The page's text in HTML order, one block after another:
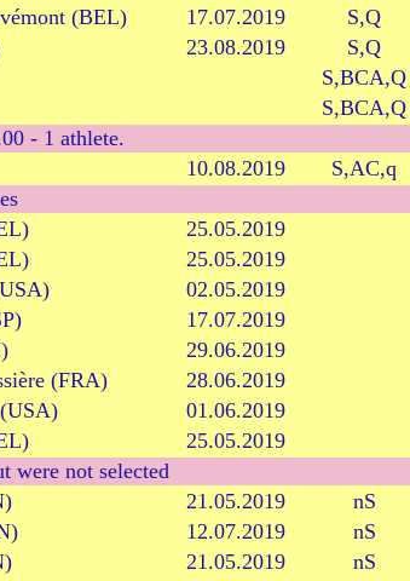
(BEL) 17.07.2019
S,Q
23.08.2019
S,Q
S,BCA,Q
S,BCA,Q
- 1 athlete.
10.08.2019
S,AC,q
25.05.2019
25.05.2019
02.05.2019
17.07.2019
29.06.2019
(FRA)
28.06.2019
01.06.2019
25.05.2019
were not selected
21.05.2019
nS
12.07.2019
nS
21.05.2019
nS